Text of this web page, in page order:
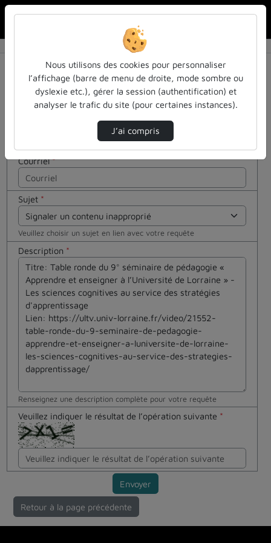
Contactez nous
Votre message
Courriel*
Sujet *
Veuillez choisir un sujet en lien avec votre requête
Description *
Renseignez une description complète pour votre requête
Veuillez indiquer le résultat de l’opération suivante *
Cocher
cette case
si vous êtes
un humain
Envoyer
Retour à la page précédente
Nous utilisons des cookies pour personnaliser
l’affichage (barre de menu de droite, mode sombre ou
dyslexie etc.), gérer la session (authentification) et
analyser le trafic du site (pour certaines instances).
J’ai compris